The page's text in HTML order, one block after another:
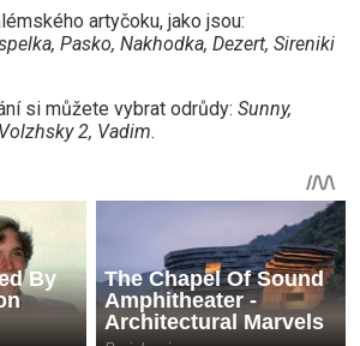
artyčoku, jako jsou:
Pasko, Nakhodka, Dezert, Sireniki
si můžete vybrat odrůdy: Sunny,
2, Vadim.